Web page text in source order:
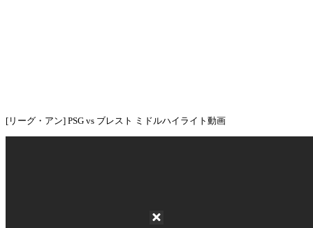
[リーグ・アン] PSG vs ブレスト ミドルハイライト動画